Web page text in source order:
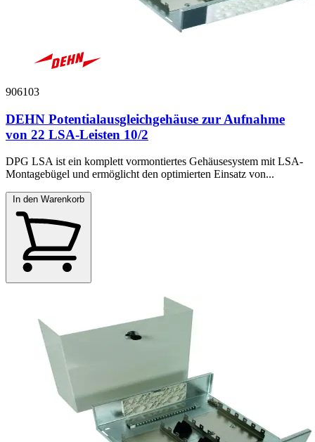
906103
DEHN Potentialausgleichgehäuse zur Aufnahme
von 22 LSA-Leisten 10/2
DPG LSA ist ein komplett vormontiertes Gehäusesystem mit LSA-
Montagebügel und ermöglicht den optimierten Einsatz von...
In den Warenkorb